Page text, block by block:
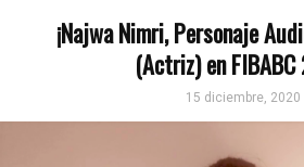
¡Najwa Nimri, Personaje
(Actriz) en
15 diciembre, 2020